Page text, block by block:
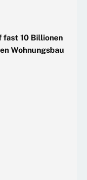
fast 10 Billionen
Wohnungsbau